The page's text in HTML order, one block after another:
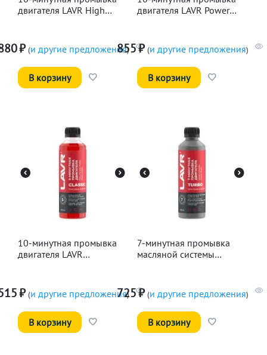
двигателя LAVR High
₽ (и другие предложения)
В корзину
двигателя LAVR Power
855₽ (и другие предложения)
В корзину
10-минутная промывка
двигателя LAVR
₽ (и другие предложения)
В корзину
7-минутная промывка
масляной системы
725₽ (и другие предложения)
В корзину